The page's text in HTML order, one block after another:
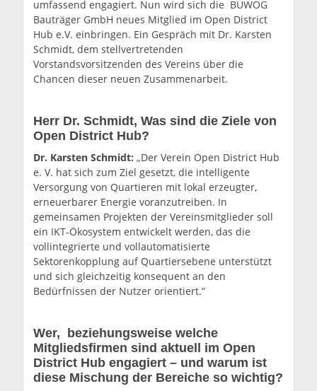
umfassend engagiert. Nun wird sich die BUWOG
Bauträger GmbH neues Mitglied im Open District
Hub e.V. einbringen. Ein Gespräch mit Dr. Karsten
Schmidt, dem stellvertretenden
Vorstandsvorsitzenden des Vereins über die
Chancen dieser neuen Zusammenarbeit.
Herr Dr. Schmidt, Was sind die Ziele von
Open District Hub?
Dr. Karsten Schmidt: „Der Verein Open District Hub
e. V. hat sich zum Ziel gesetzt, die intelligente
Versorgung von Quartieren mit lokal erzeugter,
erneuerbarer Energie voranzutreiben. In
gemeinsamen Projekten der Vereinsmitglieder soll
ein IKT-Ökosystem entwickelt werden, das die
vollintegrierte und vollautomatisierte
Sektorenkopplung auf Quartiersebene unterstützt
und sich gleichzeitig konsequent an den
Bedürfnissen der Nutzer orientiert.“
Wer, beziehungsweise welche
Mitgliedsfirmen sind aktuell im Open
District Hub engagiert – und warum ist
diese Mischung der Bereiche so wichtig?